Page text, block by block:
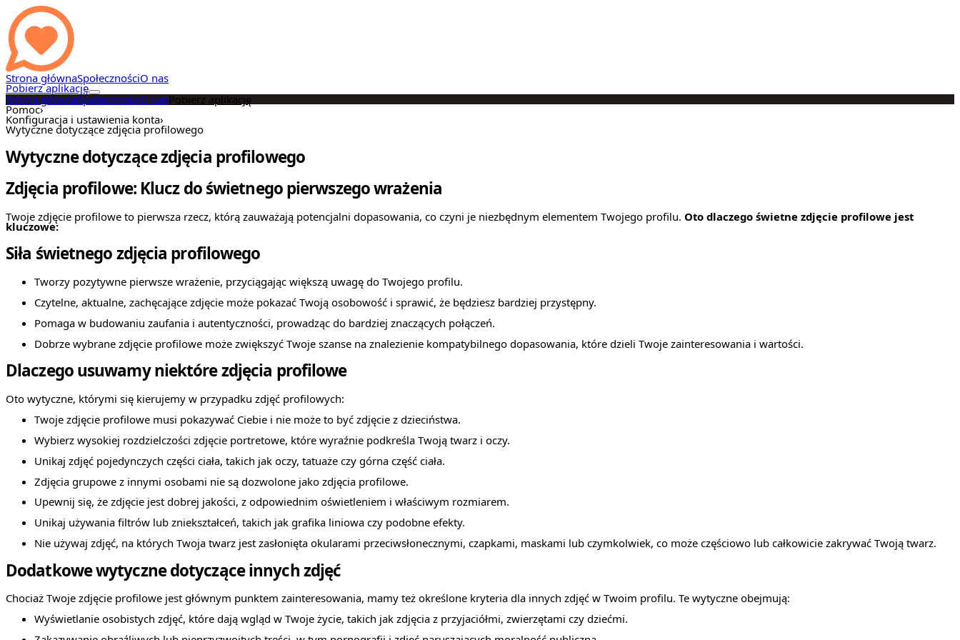
Strona głównaSpołecznościO nas
Pobierz aplikację
Strona głównaSpołecznościO nasPobierz aplikację
Pomoc›
Konfiguracja i ustawienia konta›
Wytyczne dotyczące zdjęcia profilowego
Wytyczne dotyczące zdjęcia profilowego
Zdjęcia profilowe: Klucz do świetnego pierwszego wrażenia
Twoje zdjęcie profilowe to pierwsza rzecz, którą zauważają potencjalni dopasowania, co czyni je niezbędnym elementem Twojego profilu. Oto dlaczego świetne zdjęcie profilowe jest
kluczowe:
Siła świetnego zdjęcia profilowego
Tworzy pozytywne pierwsze wrażenie, przyciągając większą uwagę do Twojego profilu.
Czytelne, aktualne, zachęcające zdjęcie może pokazać Twoją osobowość i sprawić, że będziesz bardziej przystępny.
Pomaga w budowaniu zaufania i autentyczności, prowadząc do bardziej znaczących połączeń.
Dobrze wybrane zdjęcie profilowe może zwiększyć Twoje szanse na znalezienie kompatybilnego dopasowania, które dzieli Twoje zainteresowania i wartości.
Dlaczego usuwamy niektóre zdjęcia profilowe
Oto wytyczne, którymi się kierujemy w przypadku zdjęć profilowych:
Twoje zdjęcie profilowe musi pokazywać Ciebie i nie może to być zdjęcie z dzieciństwa.
Wybierz wysokiej rozdzielczości zdjęcie portretowe, które wyraźnie podkreśla Twoją twarz i oczy.
Unikaj zdjęć pojedynczych części ciała, takich jak oczy, tatuaże czy górna część ciała.
Zdjęcia grupowe z innymi osobami nie są dozwolone jako zdjęcia profilowe.
Upewnij się, że zdjęcie jest dobrej jakości, z odpowiednim oświetleniem i właściwym rozmiarem.
Unikaj używania filtrów lub zniekształceń, takich jak grafika liniowa czy podobne efekty.
Nie używaj zdjęć, na których Twoja twarz jest zasłonięta okularami przeciwsłonecznymi, czapkami, maskami lub czymkolwiek, co może częściowo lub całkowicie zakrywać Twoją twarz.
Dodatkowe wytyczne dotyczące innych zdjęć
Chociaż Twoje zdjęcie profilowe jest głównym punktem zainteresowania, mamy też określone kryteria dla innych zdjęć w Twoim profilu. Te wytyczne obejmują:
Wyświetlanie osobistych zdjęć, które dają wgląd w Twoje życie, takich jak zdjęcia z przyjaciółmi, zwierzętami czy dziećmi.